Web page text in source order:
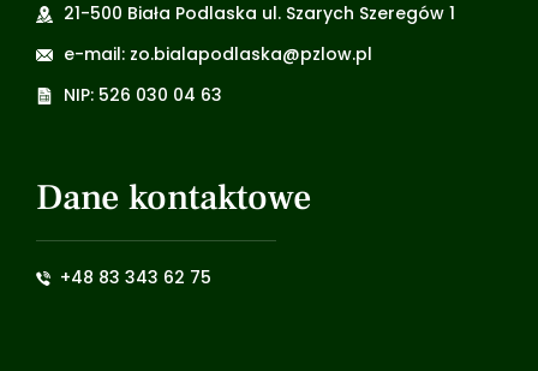
21-500 Biała Podlaska ul. Szarych Szeregów 1
e-mail: zo.bialapodlaska@pzlow.pl
NIP: 526 030 04 63
Dane kontaktowe
+48 83 343 62 75